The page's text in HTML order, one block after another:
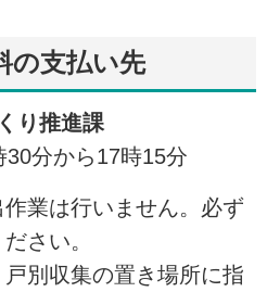
の支払い先
り推進課
分から17時15分
業は行いません。必ず
さい。
別収集の置き場所に指